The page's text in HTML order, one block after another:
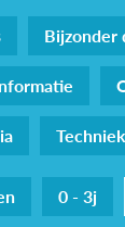
Bijzonder
0 - 3j